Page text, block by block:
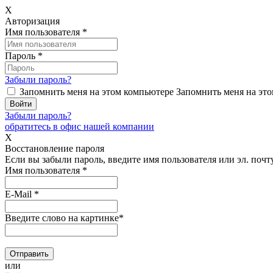
X
Авторизация
Имя пользователя *
Пароль *
Забыли пароль?
Запомнить меня на этом компьютере Запомнить меня на
Забыли пароль?
обратитесь в офис нашей компании
X
Восстановление пароля
Если вы забыли пароль, введите имя пользователя или эл.
Имя пользователя *
E-Mail *
Введите слово на картинке*
или